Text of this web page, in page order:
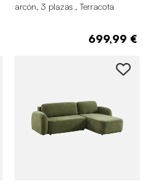
arcón, 3 plazas , Terracota
699,99 €